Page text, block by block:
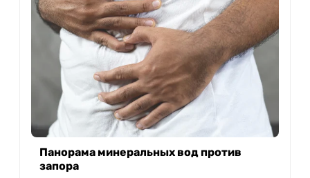
Панорама минеральных вод против
запора